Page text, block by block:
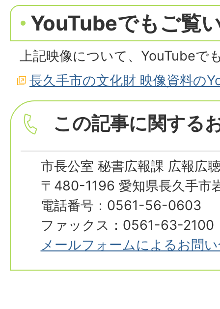
YouTubeでもご覧
上記映像について、YouTubeで
長久手市の文化財 映像資料の
この記事に関する
市長公室 秘書広報課 広報広
〒480-1196 愛知県長久手市
電話番号：0561-56-0603
ファックス：0561-63-2100
メールフォームによるお問